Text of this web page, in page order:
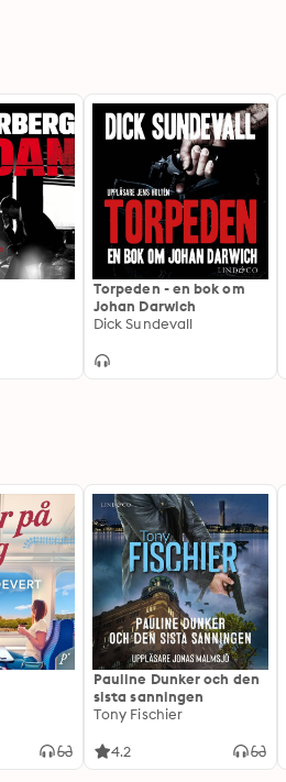
Torpeden - en bok om
Johan Darwich
Dick Sundevall
Pauline Dunker och den
sista sanningen
Tony Fischier
4.2